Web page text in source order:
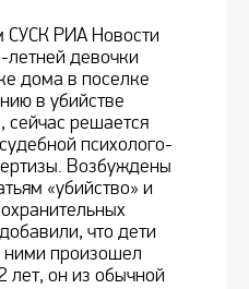
СУСК РИА Новости
летней девочки
дома в поселке
в убийстве
сейчас решается
психолого-
Возбуждены
«убийство» и
что дети
произошел
лет, он из обычной